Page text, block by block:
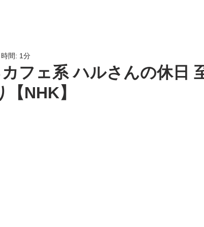
フェ系 ハルさんの休日
NHK】
間: 1分